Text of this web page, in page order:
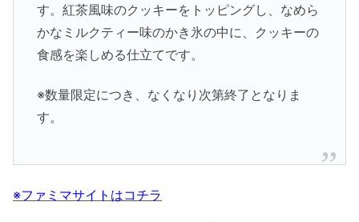
す。紅茶風味のクッキーをトッピングし、なめら
かなミルクティー味のかき氷の中に、クッキーの
食感を楽しめる仕立てです。
※数量限定につき、なくなり次第終了となりま
す。
※ファミマサイトはコチラ